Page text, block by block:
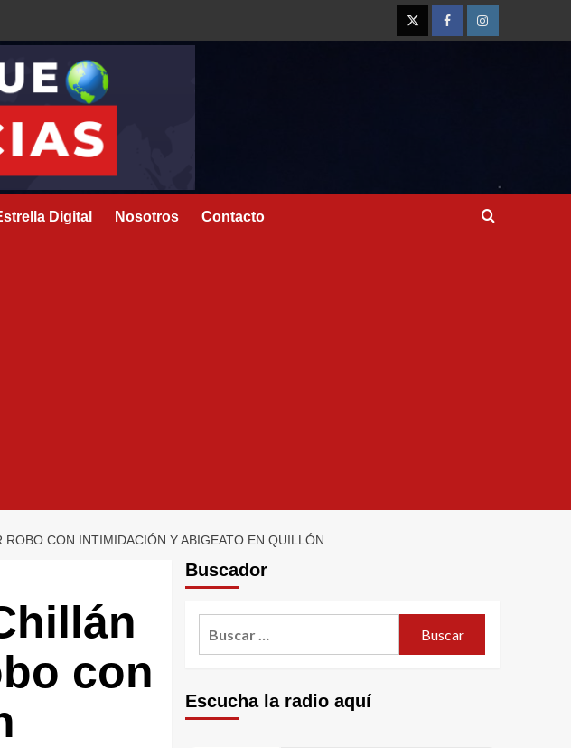
Digital Nosotros Contacto
CON INTIMIDACIÓN Y ABIGEATO EN QUILLÓN
con
Buscador
Escucha la radio aquí